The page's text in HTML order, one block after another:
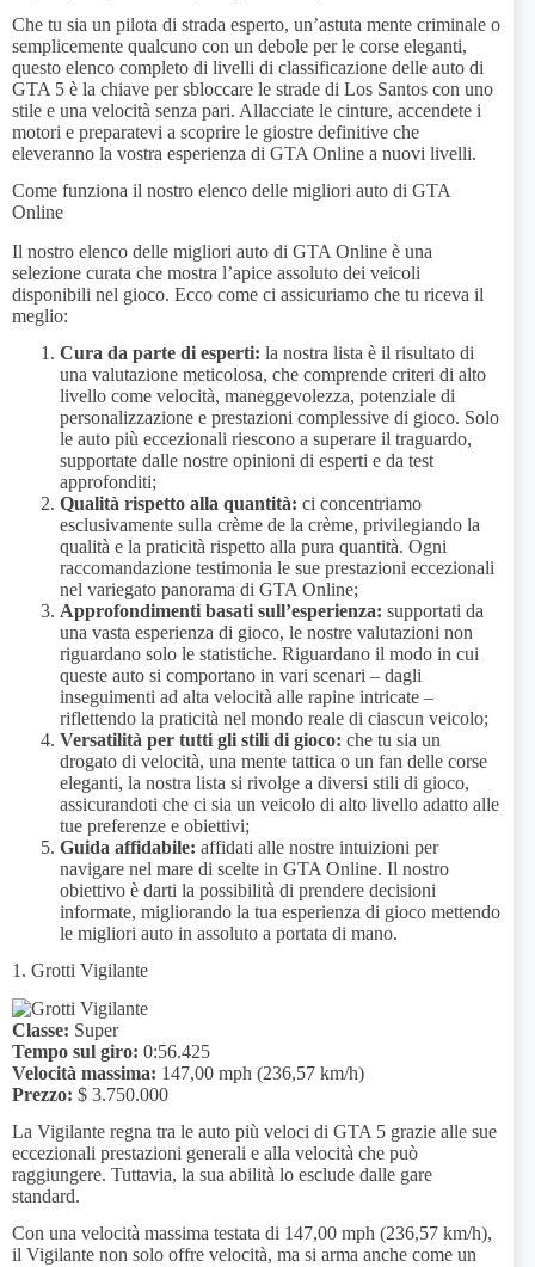
Che tu sia un pilota di strada esperto, un’astuta mente criminale o
semplicemente qualcuno con un debole per le corse eleganti,
questo elenco completo di livelli di classificazione delle auto di
GTA 5 è la chiave per sbloccare le strade di Los Santos con uno
stile e una velocità senza pari. Allacciate le cinture, accendete i
motori e preparatevi a scoprire le giostre definitive che
eleveranno la vostra esperienza di GTA Online a nuovi livelli.
Come funziona il nostro elenco delle migliori auto di GTA
Online
Il nostro elenco delle migliori auto di GTA Online è una
selezione curata che mostra l’apice assoluto dei veicoli
disponibili nel gioco. Ecco come ci assicuriamo che tu riceva il
meglio:
Cura da parte di esperti: la nostra lista è il risultato di
una valutazione meticolosa, che comprende criteri di alto
livello come velocità, maneggevolezza, potenziale di
personalizzazione e prestazioni complessive di gioco. Solo
le auto più eccezionali riescono a superare il traguardo,
supportate dalle nostre opinioni di esperti e da test
approfonditi;
Qualità rispetto alla quantità: ci concentriamo
esclusivamente sulla crème de la crème, privilegiando la
qualità e la praticità rispetto alla pura quantità. Ogni
raccomandazione testimonia le sue prestazioni eccezionali
nel variegato panorama di GTA Online;
Approfondimenti basati sull’esperienza: supportati da
una vasta esperienza di gioco, le nostre valutazioni non
riguardano solo le statistiche. Riguardano il modo in cui
queste auto si comportano in vari scenari – dagli
inseguimenti ad alta velocità alle rapine intricate –
riflettendo la praticità nel mondo reale di ciascun veicolo;
Versatilità per tutti gli stili di gioco: che tu sia un
drogato di velocità, una mente tattica o un fan delle corse
eleganti, la nostra lista si rivolge a diversi stili di gioco,
assicurandoti che ci sia un veicolo di alto livello adatto alle
tue preferenze e obiettivi;
Guida affidabile: affidati alle nostre intuizioni per
navigare nel mare di scelte in GTA Online. Il nostro
obiettivo è darti la possibilità di prendere decisioni
informate, migliorando la tua esperienza di gioco mettendo
le migliori auto in assoluto a portata di mano.
1. Grotti Vigilante
Classe: Super
Tempo sul giro: 0:56.425
Velocità massima: 147,00 mph (236,57 km/h)
Prezzo: $ 3.750.000
La Vigilante regna tra le auto più veloci di GTA 5 grazie alle sue
eccezionali prestazioni generali e alla velocità che può
raggiungere. Tuttavia, la sua abilità lo esclude dalle gare
standard.
Con una velocità massima testata di 147,00 mph (236,57 km/h),
il Vigilante non solo offre velocità, ma si arma anche come un